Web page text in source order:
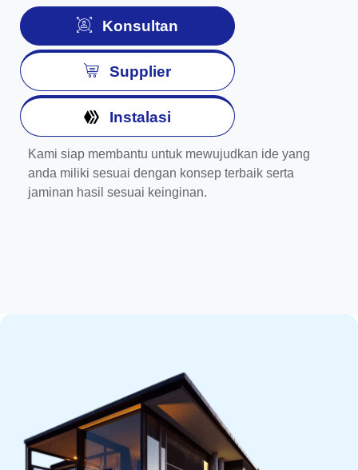
Konsultan
Supplier
Instalasi
Kami siap membantu untuk mewujudkan ide yang
anda miliki sesuai dengan konsep terbaik serta
jaminan hasil sesuai keinginan.